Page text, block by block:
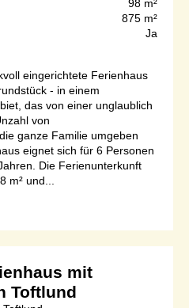
98 m²
875 m²
Ja
eingerichtete Ferienhaus
- in einem
das von einer unglaublich
von
ganze Familie umgeben
eignet sich für 6 Personen
Die Ferienunterkunft
m² und...
mit
Toftlund